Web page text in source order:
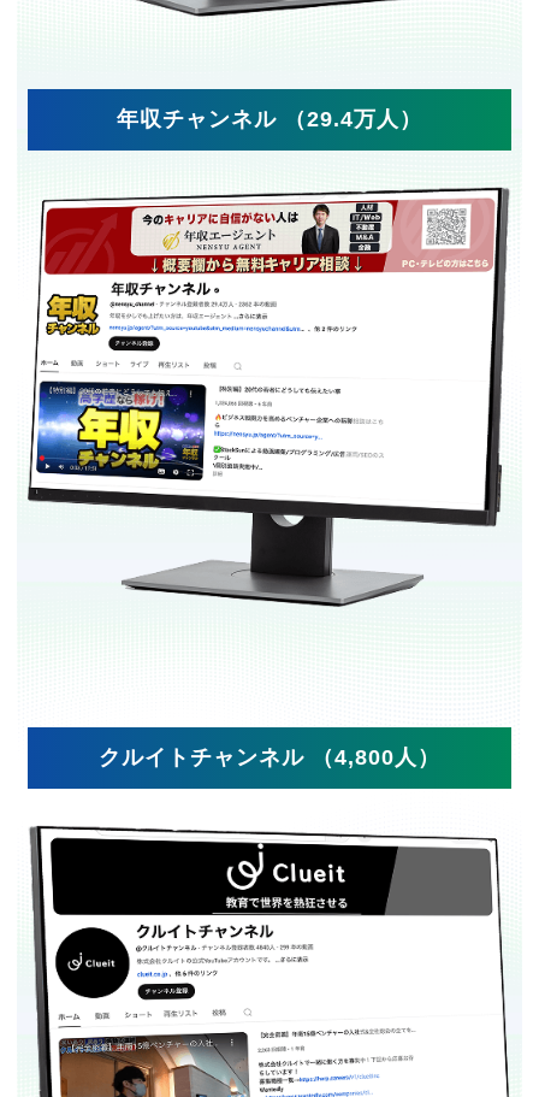
年収チャンネル （29.4万人）
クルイトチャンネル （4,800人）